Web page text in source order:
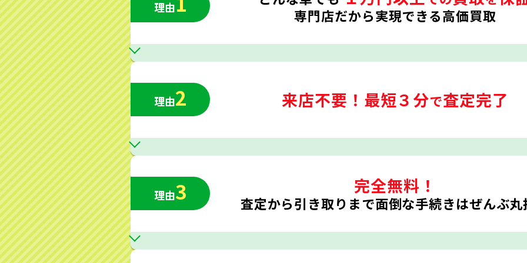
理由 専門店だから実現できる高価買取
理由2 来店不要！ 最短３分で査定完了
理由3 完全無料！
査定から引き取りまで面倒な手続きはぜんぶ